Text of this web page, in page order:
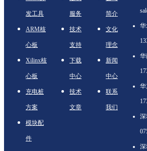
发工具
ARM核
心板
Xilinx核
心板
充电桩
方案
模块配
件
服务
技术
支持
下载
中心
技术
文章
简介
文化
理念
新闻
中心
联系
我们
华
华
华
深
深